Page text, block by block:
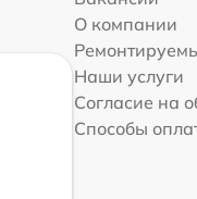
О компании
Наши услуги
Согласие на
Способы